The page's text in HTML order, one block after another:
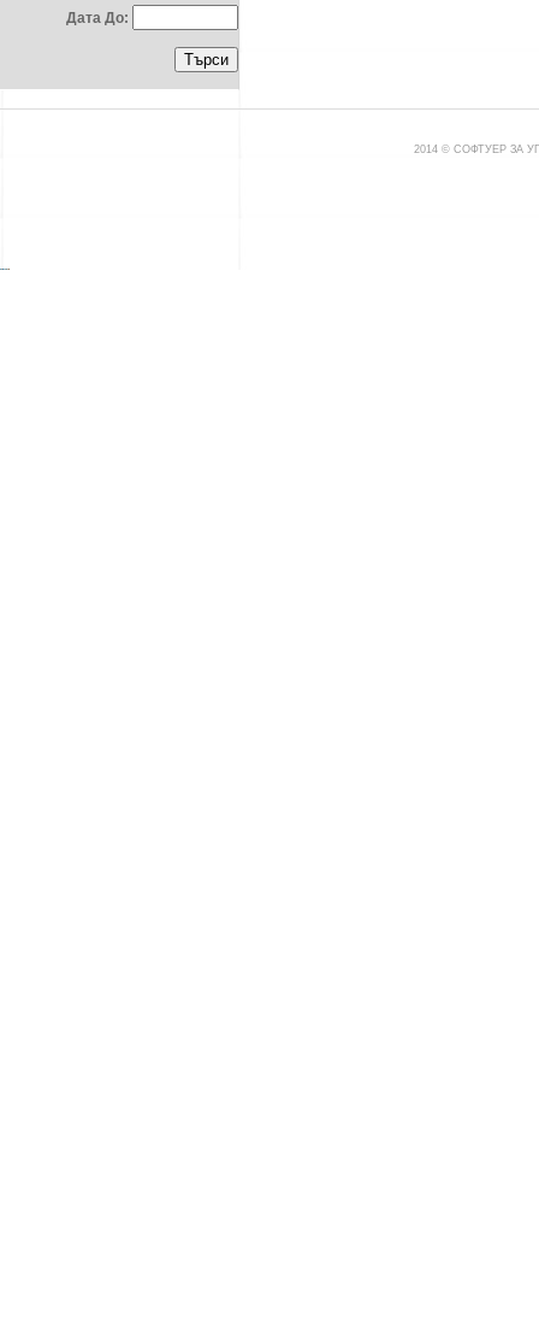
Дата До:
2014 © СОФТУЕР ЗА